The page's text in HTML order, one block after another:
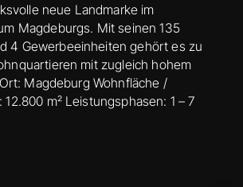
neue Landmarke im
Magdeburgs. Mit seinen 135
4 Gewerbeeinheiten gehört es zu
mit zugleich hohem
Magdeburg Wohnfläche /
m² Leistungsphasen: 1 – 7